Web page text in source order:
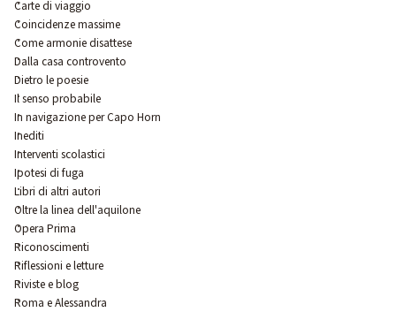
Carte di viaggio
Coincidenze massime
Come armonie disattese
Dalla casa controvento
Dietro le poesie
Il senso probabile
In navigazione per Capo Horn
Inediti
Interventi scolastici
Ipotesi di fuga
Libri di altri autori
Oltre la linea dell'aquilone
Opera Prima
Riconoscimenti
Riflessioni e letture
Riviste e blog
Roma e Alessandra